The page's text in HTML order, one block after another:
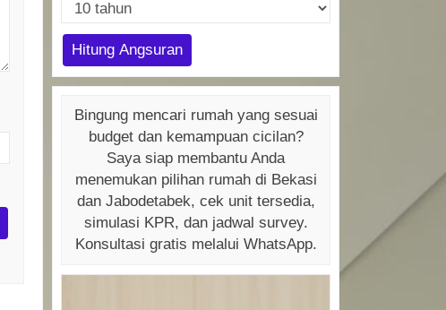
Hitung Angsuran
Bingung mencari rumah yang sesuai
budget dan kemampuan cicilan?
Saya siap membantu Anda
menemukan pilihan rumah di Bekasi
dan Jabodetabek, cek unit tersedia,
simulasi KPR, dan jadwal survey.
Konsultasi gratis melalui WhatsApp.